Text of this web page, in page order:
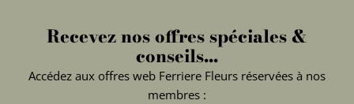
Recevez nos offres spéciales &
conseils...
Accédez aux offres web Ferriere Fleurs réservées à nos
membres :